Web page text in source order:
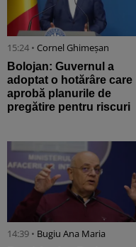
15:24 • Cornel Ghimeșan
Bolojan: Guvernul a
adoptat o hotărâre care
aprobă planurile de
pregătire pentru riscuri
14:39 • Bugiu ⁠Ana Maria